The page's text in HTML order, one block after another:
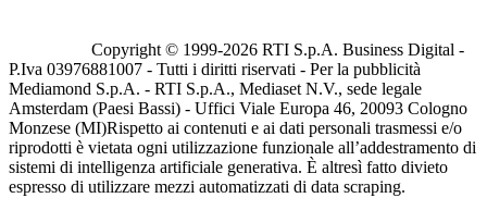
Copyright © 1999-2026 RTI S.p.A. Business Digital -
P.Iva 03976881007 - Tutti i diritti riservati - Per la pubblicità
Mediamond S.p.A. - RTI S.p.A., Mediaset N.V., sede legale
Amsterdam (Paesi Bassi) - Uffici Viale Europa 46, 20093 Cologno
Monzese (MI)Rispetto ai contenuti e ai dati personali trasmessi e/o
riprodotti è vietata ogni utilizzazione funzionale all’addestramento di
sistemi di intelligenza artificiale generativa. È altresì fatto divieto
espresso di utilizzare mezzi automatizzati di data scraping.